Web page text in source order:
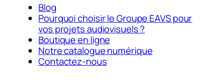
Blog
Pourquoi choisir le Groupe EAVS pour
vos projets audiovisuels ?
Boutique en ligne
Notre catalogue numérique
Contactez-nous